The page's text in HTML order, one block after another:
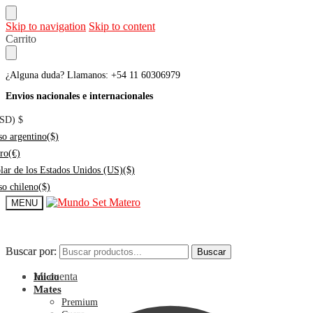
Skip to navigation Skip to content
Carrito
¿Alguna duda? Llamanos: +54 11 60306979
Envios nacionales e internacionales
$
argentino($)
(€)
de los Estados Unidos (US)($)
chileno($)
MENU
Buscar por: Buscar
Mi cuenta
Buscar por: Buscar
Inicio
Mates
Premium